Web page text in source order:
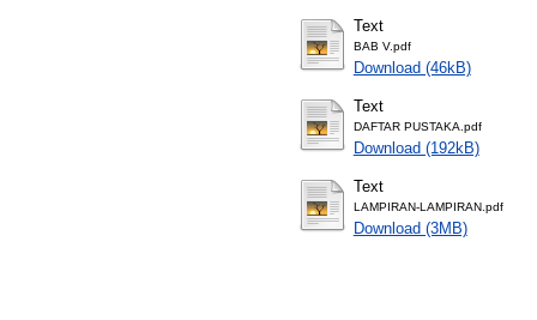
Text
BAB V.pdf
Download (46kB)
Text
DAFTAR PUSTAKA.pdf
Download (192kB)
Text
LAMPIRAN-LAMPIRAN.pdf
Download (3MB)